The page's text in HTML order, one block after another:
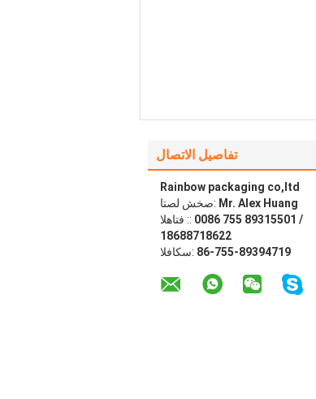
تفاصيل الاتصال
Rainbow packaging co,ltd
اتصل شخص: Mr. Alex Huang
الهاتف :: 0086 755 89315501 /
18688718622
الفاكس: 86-755-89394719